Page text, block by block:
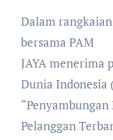
Dalam
bersama PAM
JAYA menerima
Dunia Indonesia
Pelanggan